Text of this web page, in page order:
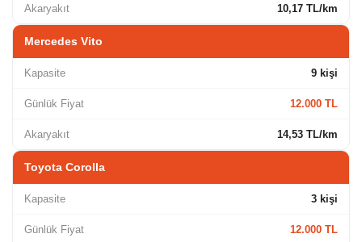
Akaryakıt 10,17 TL/km
Mercedes Vito
Kapasite 9 kişi
Günlük Fiyat 12.000 TL
Akaryakıt 14,53 TL/km
Toyota Corolla
Kapasite 3 kişi
Günlük Fiyat 12.000 TL